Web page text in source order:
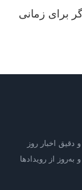
برای زمانی
دقیق اخبار روز
از رویدادها